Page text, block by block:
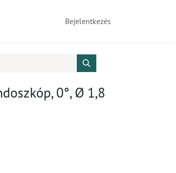
Bejelentkezés
0°, Ø 1,8